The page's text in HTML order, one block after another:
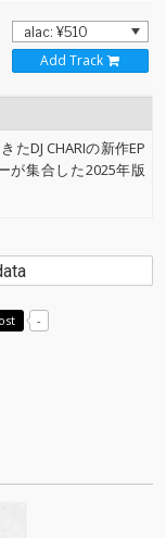
Add Track
DJ CHARIの新作EP
が集合した2025年版
-